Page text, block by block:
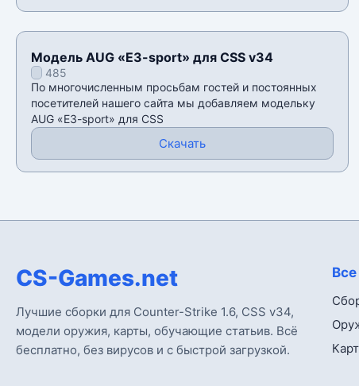
Модель AUG «E3-sport» для CSS v34
485
По многочисленным просьбам гостей и постоянных
посетителей нашего сайта мы добавляем модельку
AUG «E3-sport» для CSS
Скачать
CS-Games.net
Лучшие сборки для Counter-Strike 1.6, CSS v34,
модели оружия, карты, обучающие статьив. Всё
бесплатно, без вирусов и с быстрой загрузкой.
Все